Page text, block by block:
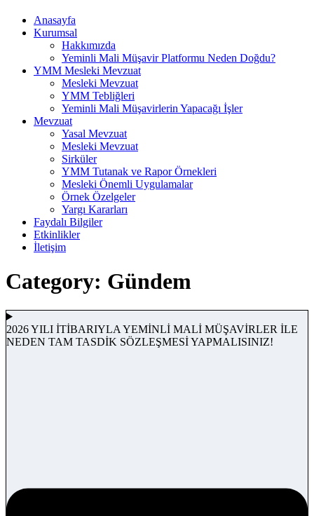
Anasayfa
Kurumsal
Hakkımızda
Yeminli Mali Müşavir Platformu Neden Doğdu?
YMM Mesleki Mevzuat
Mesleki Mevzuat
YMM Tebliğleri
Yeminli Mali Müşavirlerin Yapacağı İşler
Mevzuat
Yasal Mevzuat
Mesleki Mevzuat
Sirküler
YMM Tutanak ve Rapor Örnekleri
Mesleki Önemli Uygulamalar
Örnek Özelgeler
Yargı Kararları
Faydalı Bilgiler
Etkinlikler
İletişim
Category: Gündem
2026 YILI İTİBARIYLA YEMİNLİ MALİ MÜŞAVİRLER İLE
NEDEN TAM TASDİK SÖZLEŞMESİ YAPMALISINIZ!